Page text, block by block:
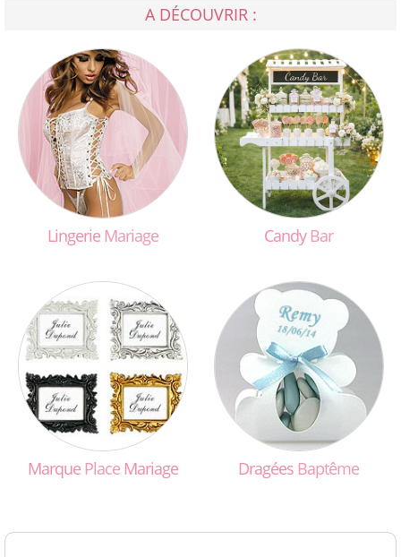
A DÉCOUVRIR :
Lingerie Mariage CandyBar
Marque PlaceMariage Dragées Baptême